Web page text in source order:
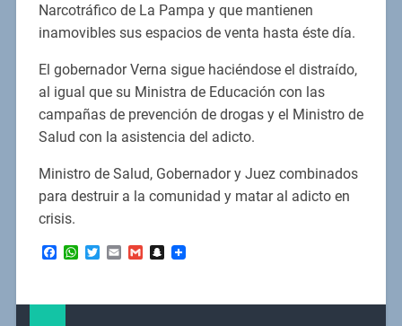
Narcotráfico de La Pampa y que mantienen
inamovibles sus espacios de venta hasta éste día.
El gobernador Verna sigue haciéndose el distraído,
al igual que su Ministra de Educación con las
campañas de prevención de drogas y el Ministro de
Salud con la asistencia del adicto.
Ministro de Salud, Gobernador y Juez combinados
para destruir a la comunidad y matar al adicto en
crisis.
Facebook
WhatsApp
Twitter
EmailGmailSnapchat